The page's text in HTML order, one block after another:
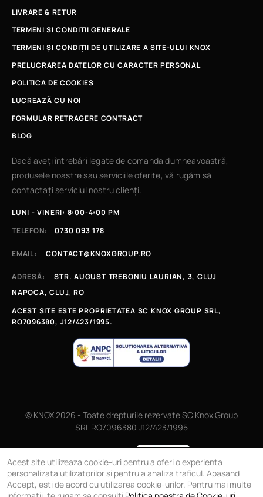
LIVRARE & RETUR
TERMENI SI CONDITII GENERALE
TERMENI ȘI CONDIȚII DE UTILIZARE A SITE-ULUI KNOX
PRELUCRAREA DATELOR CU CARACTER PERSONAL
POLITICA DE COOKIES
LUCREAZÃ CU NOI
FORMULAR RETRAGERE CONTRACT
BLOG
Dacă aveți întrebări legate de comanda dumneavoastră,
produsele noastre sau serviciile oferite, vă rugăm să
contactați serviciul nostru clienți.
LUNI - VINERI: 8:00-4:00 PM
TELEFON:
0730 093 178
EMAIL: CONTACT@KNOXGROUP.RO
ADRESĂ:
STR. AUGUST TREBONIU LAURIAN, 3, CLUJ
NAPOCA, CLUJ, RO
ACEST SITE ESTE PROPRIETATEA SC KNOX GROUP SRL,
RO7096380, J12/423/1995.
© KNOX 2026 - Toate drepturile rezervate SC Knox Group
SRL RO7096380 J12/423/1995
Acest site utilizeaza cookie-uri pentru a oferi o experienta
personalizata utilizatorilor si pentru a analiza traficul. Apasand
Accept, esti de acord cu utilizarea cookie-urilor. Pentru mai multe